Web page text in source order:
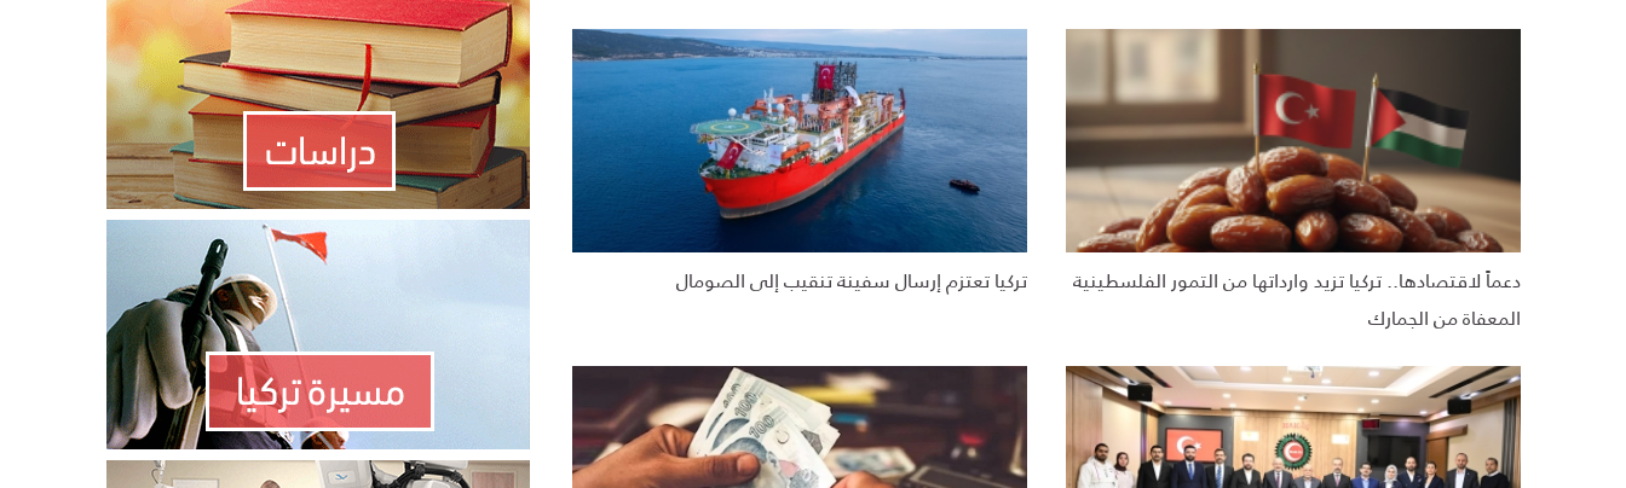
دعماً لاقتصادها.. تركيا تزيد وارداتها من التمور الفلسطينية
المعفاة من الجمارك
تركيا تعتزم إرسال سفينة تنقيب إلى الصومال